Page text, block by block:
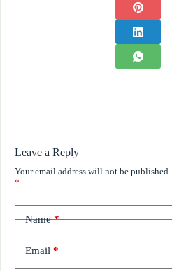
Leave a Reply
Your email address will not be published.
*
Name*
Email*